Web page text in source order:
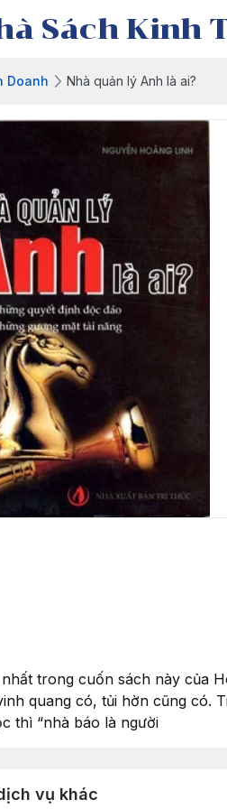
Sách Kinh
Doanh Nhà quản lý Anh là ai?
nhất trong cuốn sách này của
quang có, tủi hờn cũng có.
thì “nhà báo là người
vụ khác